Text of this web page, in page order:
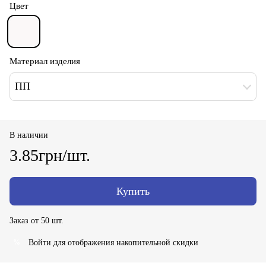
Цвет
Материал изделия
ПП
В наличии
3.85грн/шт.
Купить
Заказ от 50 шт.
Войти для отображения накопительной скидки